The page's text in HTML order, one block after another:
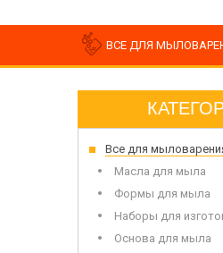
ВСЕ ДЛЯ
Базовое масло
Жидкие масла
Баттер
Водорастворимые
Парафины
Воск для свечи
Для насыпных свечей
Пчелиный воск
Заготовки для
Салфетки для
Клей для декупажа
Кисточки для
Все для
Масла для мыла
Формы для мыла
Наборы для
Основа для мыла